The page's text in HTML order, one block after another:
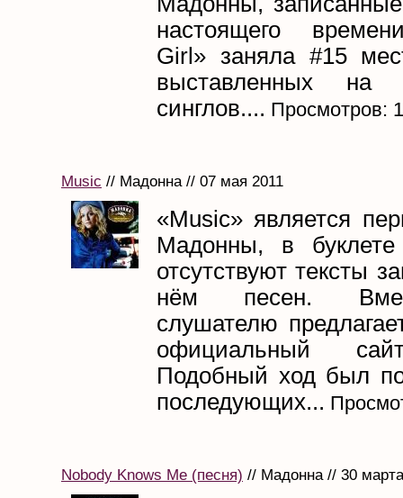
настоящего
Girl» заняла #15
выставленных на
синглов.... Просмотров:
Music // Мадонна // 07 мая 2011
«Music» является
Мадонны, в буклете
отсутствуют тексты
нём песен.
слушателю
официальный
Подобный ход был
последующих...
Nobody Knows Me (песня) // Мадонна // 30